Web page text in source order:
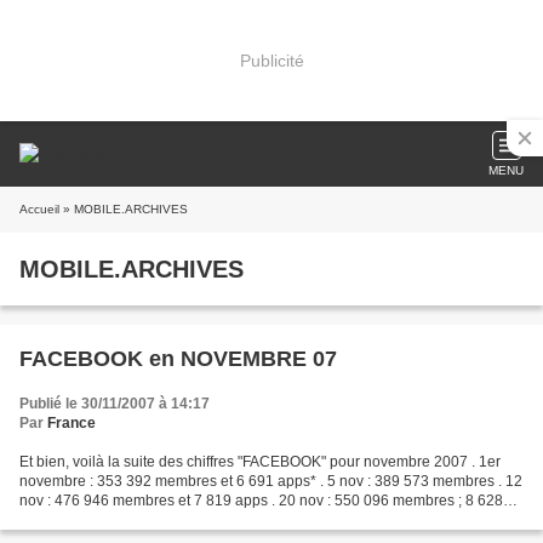
Publicité
MENU
Accueil » MOBILE.ARCHIVES
MOBILE.ARCHIVES
FACEBOOK en NOVEMBRE 07
Publié le 30/11/2007 à 14:17
Par France
Et bien, voilà la suite des chiffres "FACEBOOK" pour novembre 2007 . 1er
novembre : 353 392 membres et 6 691 apps* . 5 nov : 389 573 membres . 12
nov : 476 946 membres et 7 819 apps . 20 nov : 550 096 membres ; 8 628